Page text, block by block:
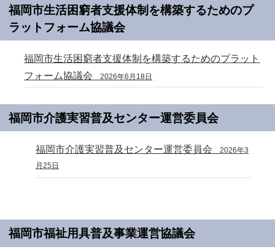
福岡市生活困窮者支援体制を構築するためのプ
ラットフォーム協議会
福岡市生活困窮者支援体制を構築するためのプラット
フォーム協議会
2026年6月18日
福岡市介護実習普及センター運営委員会
福岡市介護実習普及センター運営委員会 2026年3
月25日
福岡市福祉用具普及事業運営協議会